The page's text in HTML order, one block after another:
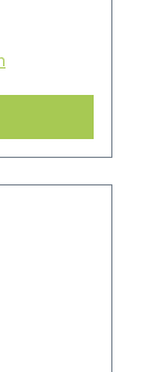
OIL,
SEED